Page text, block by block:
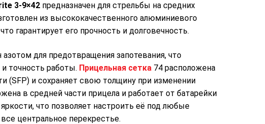
3-9×42 предназначен для стрельбы на средних
из высококачественного алюминиевого
гарантирует его прочность и долговечность.
для предотвращения запотевания, что
точность работы. Прицельная сетка 74 расположена
(SFP) и сохраняет свою толщину при изменении
в средней части прицела и работает от батарейки
что позволяет настроить её под любые
центральное перекрестье.